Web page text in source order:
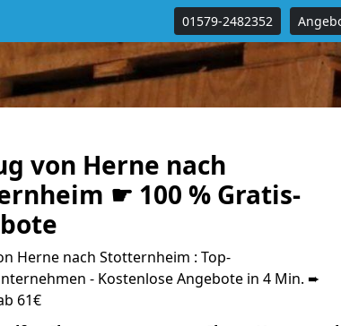
01579-2482352
von Herne nach
☛ 100 % Gratis-
Herne nach Stotternheim : Top-
- Kostenlose Angebote in 4 Min. ➨
61€